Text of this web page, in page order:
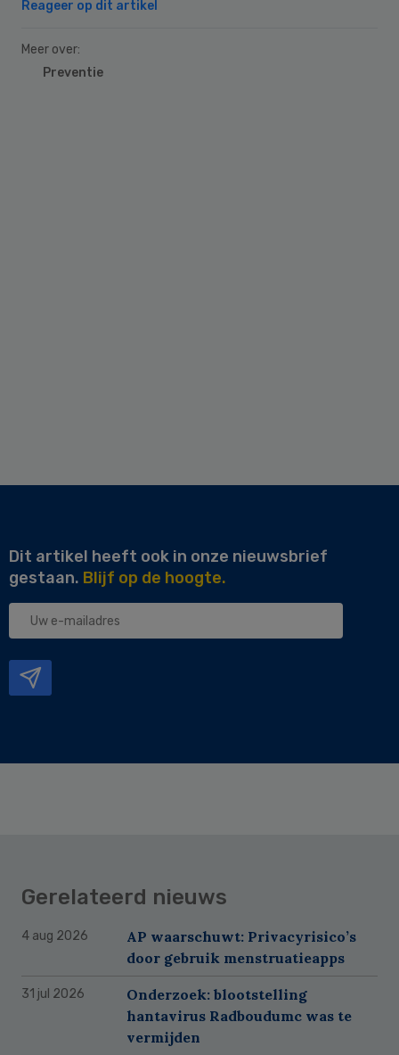
Reageer op dit artikel
Meer over:
Preventie
Dit artikel heeft ook in onze nieuwsbrief
gestaan. Blijf op de hoogte.
Uw
Gerelateerd nieuws
4 aug 2026
AP waarschuwt: Privacyrisico’s
door gebruik menstruatieapps
31 jul 2026
Onderzoek: blootstelling
hantavirus Radboudumc was te
vermijden